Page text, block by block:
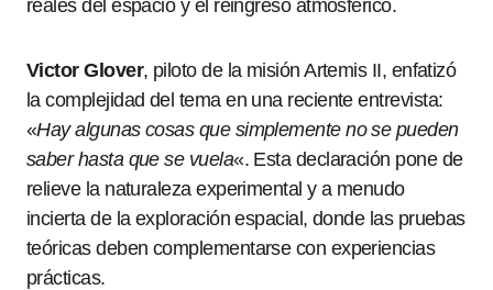
reales del espacio y el reingreso atmosférico.
Victor Glover, piloto de la misión Artemis II, enfatizó
la complejidad del tema en una reciente entrevista:
«Hay algunas cosas que simplemente no se pueden
saber hasta que se vuela«. Esta declaración pone de
relieve la naturaleza experimental y a menudo
incierta de la exploración espacial, donde las pruebas
teóricas deben complementarse con experiencias
prácticas.